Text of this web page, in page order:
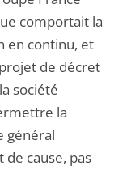
comportait la
en continu, et
de décret
société
la
général
cause, pas